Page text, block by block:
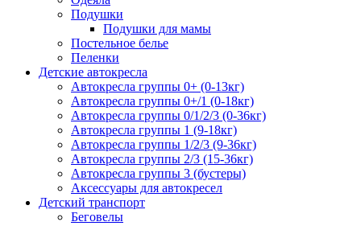
Подушки
Подушки для мамы
Постельное белье
Пеленки
Детские автокресла
Автокресла группы 0+ (0-13кг)
Автокресла группы 0+/1 (0-18кг)
Автокресла группы 0/1/2/3 (0-36кг)
Автокресла группы 1 (9-18кг)
Автокресла группы 1/2/3 (9-36кг)
Автокресла группы 2/3 (15-36кг)
Автокресла группы 3 (бустеры)
Аксессуары для автокресел
Детский транспорт
Беговелы